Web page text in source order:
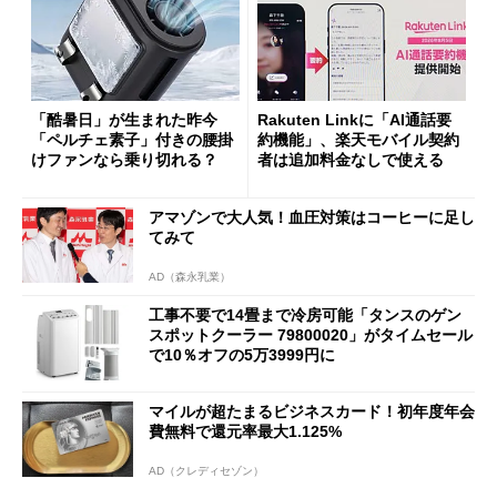
「酷暑日」が生まれた昨今
「ペルチェ素子」付きの腰掛
けファンなら乗り切れる？
Rakuten Linkに「AI通話要
約機能」、楽天モバイル契約
者は追加料金なしで使える
アマゾンで大人気！血圧対策はコーヒーに足し
てみて
AD（森永乳業）
工事不要で14畳まで冷房可能「タンスのゲン
スポットクーラー 79800020」がタイムセール
で10％オフの5万3999円に
マイルが超たまるビジネスカード！初年度年会
費無料で還元率最大1.125%
AD（クレディセゾン）